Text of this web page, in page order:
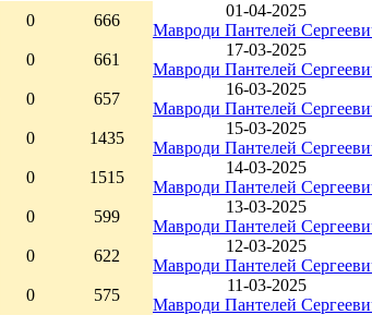
0 666
01-04-2025
Мавроди Пантелей
0 661
17-03-2025
Мавроди Пантелей
0 657
16-03-2025
Мавроди Пантелей
0 1435
15-03-2025
Мавроди Пантелей
0 1515
14-03-2025
Мавроди Пантелей
0 599
13-03-2025
Мавроди Пантелей
0 622
12-03-2025
Мавроди Пантелей
0 575
11-03-2025
Мавроди Пантелей